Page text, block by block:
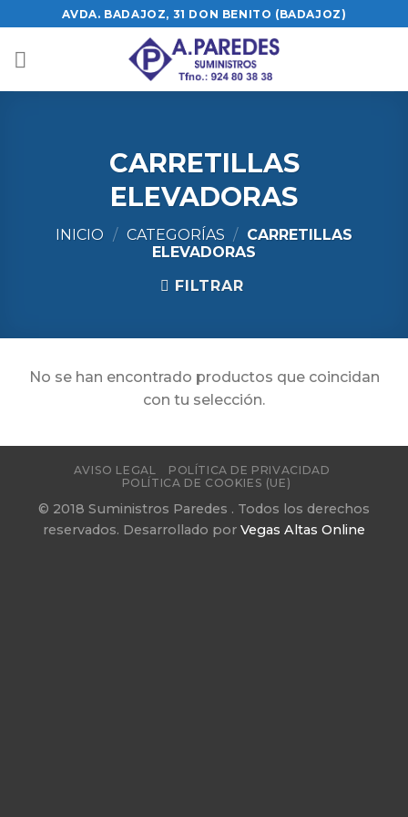
to
content
AVDA. BADAJOZ, 31 DON BENITO (BADAJOZ)
CARRETILLAS
ELEVADORAS
INICIO / CATEGORÍAS / CARRETILLAS
ELEVADORAS
FILTRAR
No se han encontrado productos que coincidan
con tu selección.
AVISO LEGAL
POLÍTICA DE PRIVACIDAD
POLÍTICA DE COOKIES (UE)
© 2018 Suministros Paredes . Todos los derechos
reservados. Desarrollado por Vegas Altas Online